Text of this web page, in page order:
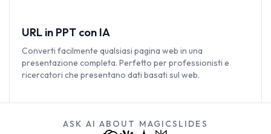
URL in PPT con IA
Converti facilmente qualsiasi pagina web in una
presentazione completa. Perfetto per professionisti e
ricercatori che presentano dati basati sul web.
ASK AI ABOUT MAGICSLIDES